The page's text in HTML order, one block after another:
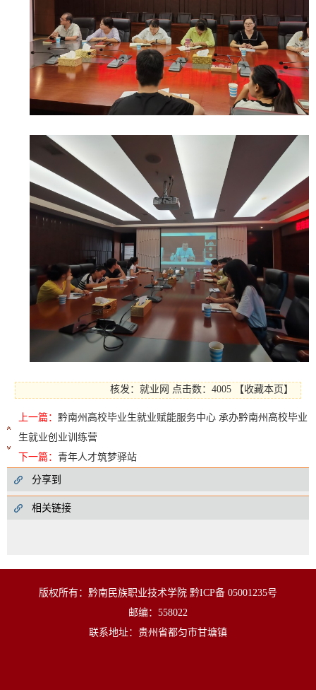
核发：就业网 点击数：4005 【收藏本页】
上一篇： 黔南州高校毕业生就业赋能服务中心 承办黔南州高校毕业
生就业创业训练营
下一篇： 青年人才筑梦驿站
分享到
相关链接
版权所有：黔南民族职业技术学院 黔ICP备 05001235号
邮编：558022
联系地址：贵州省都匀市甘塘镇